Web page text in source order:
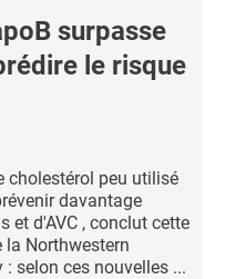
surpasse
le risque
cholestérol peu utilisé
davantage
et d'AVC , conclut cette
la Northwestern
: selon ces nouvelles ...